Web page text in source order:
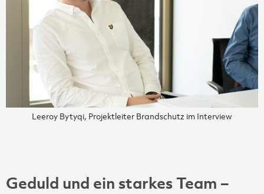
Leeroy Bytyqi, Projektleiter Brandschutz im Interview
Geduld und ein starkes Team –